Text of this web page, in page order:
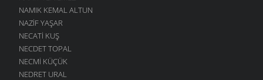
NAMIK KEMAL ALTUN
NAZIF YAŞAR
NECATI KUŞ
NECDET TOPAL
NECMI KÜÇÜK
NEDRET URAL